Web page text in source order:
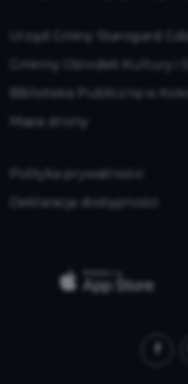
Urząd Gminy Starogard
Gminny Ośrodek Kultury i
Biblioteka Publiczna w
Mapa strony
Polityka prywatności
Deklaracja dostępności